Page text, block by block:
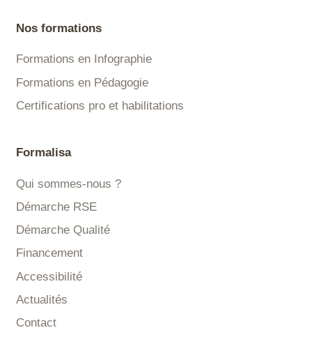
Nos formations
Formations en Infographie
Formations en Pédagogie
Certifications pro et habilitations
Formalisa
Qui sommes-nous ?
Démarche RSE
Démarche Qualité
Financement
Accessibilité
Actualités
Contact